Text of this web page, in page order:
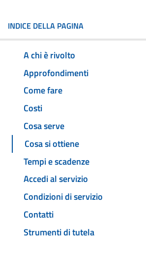
INDICE DELLA PAGINA
A chi è rivolto
Approfondimenti
Come fare
Costi
Cosa serve
Cosa si ottiene
Tempi e scadenze
Accedi al servizio
Condizioni di servizio
Contatti
Strumenti di tutela